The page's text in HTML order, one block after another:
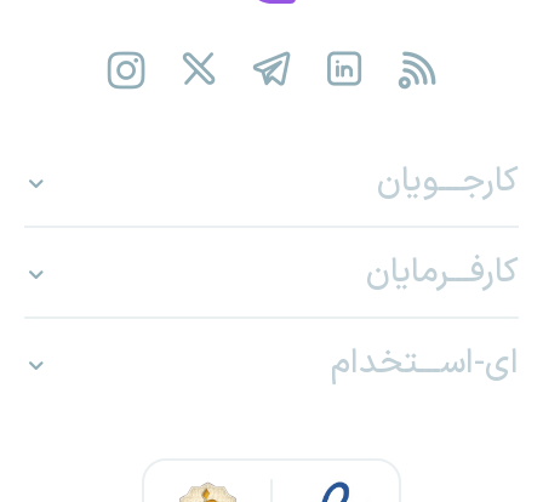
کارجـــویان
کارفـــرمایان
ای-اســـتخدام